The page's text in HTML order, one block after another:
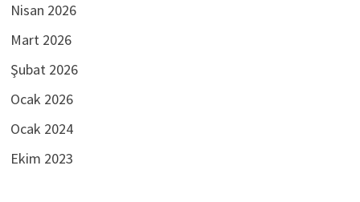
Nisan 2026
Mart 2026
Şubat 2026
Ocak 2026
Ocak 2024
Ekim 2023